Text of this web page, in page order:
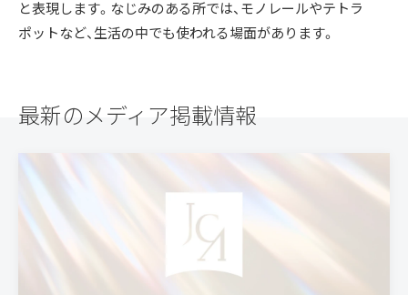
と表現します。なじみのある所では、モノレールやテトラ
ポットなど、生活の中でも使われる場面があります。
最新のメディア掲載情報